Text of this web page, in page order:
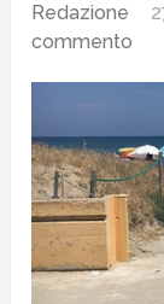
Redazione
commento